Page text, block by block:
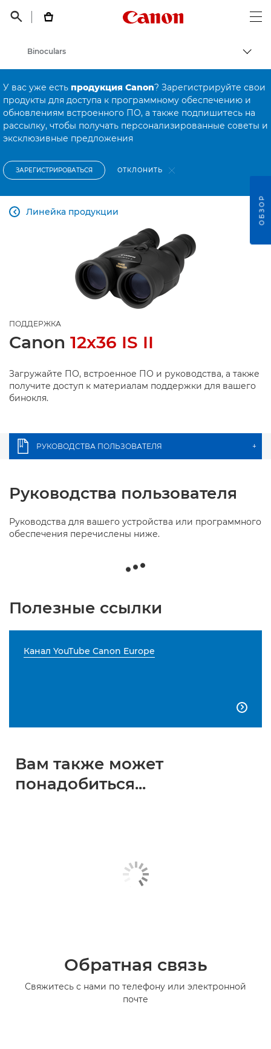
 
Canon Logo, back
Онлайн-поддержка по потребительской продукции
Binoculars
У вас уже есть продукция Canon? Зарегистрируйте свои
продукты для доступа к программному обеспечению и
обновлениям встроенного ПО, а также подпишитесь на
рассылку, чтобы получать персонализированные советы и
эксклюзивные предложения
ЗАРЕГИСТРИРОВАТЬСЯ ОТКЛОНИТЬ
Линейка продукции

ПОДДЕРЖКА
Canon 12x36 IS II
Загружайте ПО, встроенное ПО и руководства, а также
получите доступ к материалам поддержки для вашего
бинокля.
РУКОВОДСТВА ПОЛЬЗОВАТЕЛЯ +
Руководства пользователя
Руководства для вашего устройства или программного
обеспечения перечислены ниже.
Полезные ссылки
Канал YouTube Canon Europe

Вам также может
понадобиться...
Обратная связь
Свяжитесь с нами по телефону или электронной
почте
ОБЗОР